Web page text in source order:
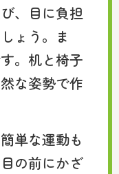
、目に負担
ょう。ま
。机と椅子
な姿勢で作
単な運動も
の前にかざ